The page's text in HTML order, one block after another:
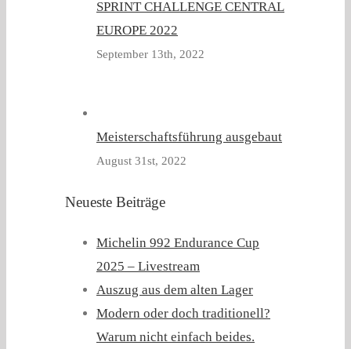
SPRINT CHALLENGE CENTRAL
EUROPE 2022
September 13th, 2022
Meisterschaftsführung ausgebaut
August 31st, 2022
Neueste Beiträge
Michelin 992 Endurance Cup
2025 – Livestream
Auszug aus dem alten Lager
Modern oder doch traditionell?
Warum nicht einfach beides.